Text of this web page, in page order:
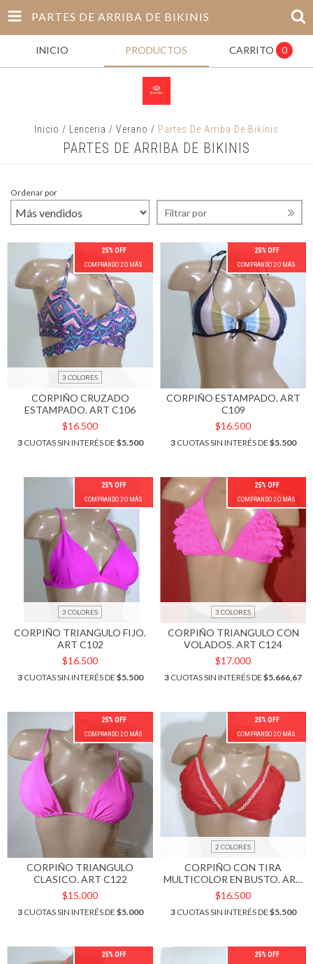
PARTES DE ARRIBA DE BIKINIS
INICIO PRODUCTOS CARRITO 0
Inicio / Lenceria / Verano / Partes De Arriba De Bikinis
PARTES DE ARRIBA DE BIKINIS
Ordenar por
Filtrar por
25% OFF
COMPRANDO 2 O MÁS
3 COLORES
CORPIÑO CRUZADO
ESTAMPADO. ART C106
$16.500
3CUOTAS SIN INTERÉS DE $5.500
25% OFF
COMPRANDO 2 O MÁS
CORPIÑO ESTAMPADO. ART
C109
$16.500
3CUOTAS SIN INTERÉS DE $5.500
25% OFF
COMPRANDO 2 O MÁS
3 COLORES
CORPIÑO TRIANGULO FIJO.
ART C102
$16.500
3CUOTAS SIN INTERÉS DE $5.500
25% OFF
COMPRANDO 2 O MÁS
3 COLORES
CORPIÑO TRIANGULO CON
VOLADOS. ART C124
$17.000
3 CUOTAS SIN INTERÉS DE $5.666,67
25% OFF
COMPRANDO 2 O MÁS
CORPIÑO TRIANGULO
CLASICO. ART C122
$15.000
3CUOTAS SIN INTERÉS DE $5.000
25% OFF
COMPRANDO 2 O MÁS
2 COLORES
CORPIÑO CON TIRA
MULTICOLOR EN BUSTO. ART
C111
$16.500
3CUOTAS SIN INTERÉS DE $5.500
25% OFF 25% OFF